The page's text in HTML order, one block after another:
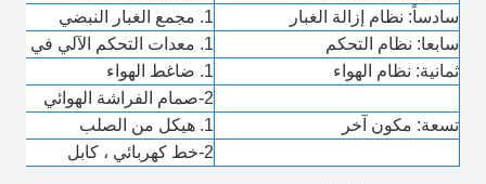
سادساً: نظام إزالة الغبار
1. مجمع الغبار النبضي
سابعا: نظام التحكم
1. معدات التحكم الآلي في الكمبيوتر
ثمانية: نظام الهواء
1. ضاغط الهواء
2-صمام الفراشة الهوائي
تسعة: مكون آخر
1. هيكل من الصلب
2-خط كهربائي ، كابل